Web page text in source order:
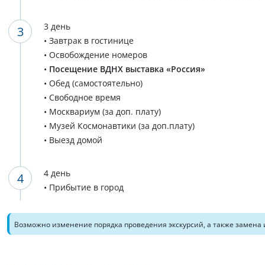
3 день
• Завтрак в гостинице
• Освобождение номеров
• Посещение ВДНХ выставка «Россия»
• Обед (самостоятельно)
• Свободное время
• Москвариум (за доп. плату)
• Музей Космонавтики (за доп.плату)
• Выезд домой
4 день
• Прибытие в город
Возможно изменение порядка проведения экскурсий, а также